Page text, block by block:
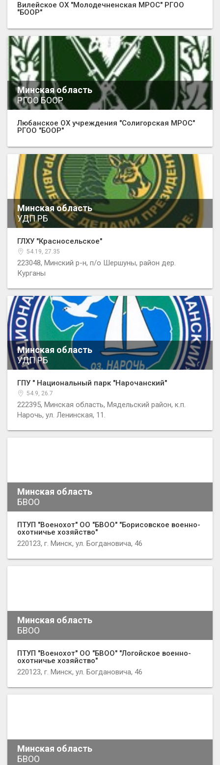
Вилейское ОХ "Молодечненская МРОС" РГОО
"БООР"
Минская область
РГОО БООР
Любанское ОХ учреждения "Солигорская МРОС"
РГОО "БООР"
Минская область
УДП РБ
ГЛХУ "Красносельское"
54.19, 27.35
223048, Минский р-н, п/о Шершуны, район дер.
Курганы
Минская область
УДП РБ
ГПУ " Национальный парк "Нарочанский"
54.9, 26.7
222395, Минская область, Мядельский район, к.п.
Нарочь, ул. Ленинская, 11.
Минская область
БВОО
ПТУП "Военохот" ОО "БВОО" "Борисовское военно-
охoтничье хозяйство"
220123, г. Минск, ул. Богдановича, 46
Минская область
БВОО
ПТУП "Военохот" ОО "БВОО" "Логойское военно-
охoтничье хозяйство"
220123, г. Минск, ул. Богдановича, 46
Минская область
БВОО